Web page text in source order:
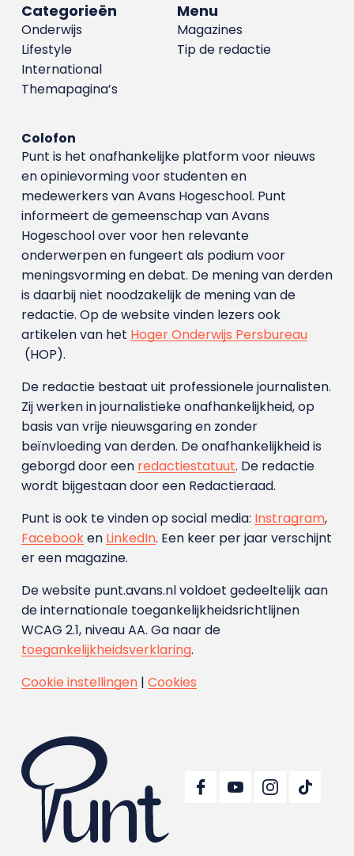
Menu
Magazines
Tip de redactie
Categorieën
Onderwijs
Lifestyle
International
Themapagina’s
Colofon
Punt is het onafhankelijke platform voor nieuws
en opinievorming voor studenten en
medewerkers van Avans Hoge­school. Punt
informeert de gemeenschap van Avans
Hogeschool over voor hen relevante
onderwerpen en fungeert als podium voor
meningsvorming en debat. De mening van derden
is daarbij niet noodzakelijk de mening van de
redactie. Op de website vinden lezers ook
artikelen van het Hoger Onderwijs Persbureau
(HOP).
De redactie bestaat uit professionele journalisten.
Zij werken in journalistieke onafhankelijkheid, op
basis van vrije nieuwsgaring en zonder
beïnvloeding van derden. De onafhankelijkheid is
geborgd door een redactiestatuut. De redactie
wordt bijgestaan door een Redactieraad.
Punt is ook te vinden op social media: Instragram,
Facebooken LinkedIn. Een keer per jaar verschijnt
er een magazine.
De website punt.avans.nl voldoet gedeeltelijk aan
de internationale toegankelijkheidsrichtlijnen
WCAG 2.1, niveau AA. Ga naar de
toegankelijkheidsverklaring.
Cookie instellingen| Cookies